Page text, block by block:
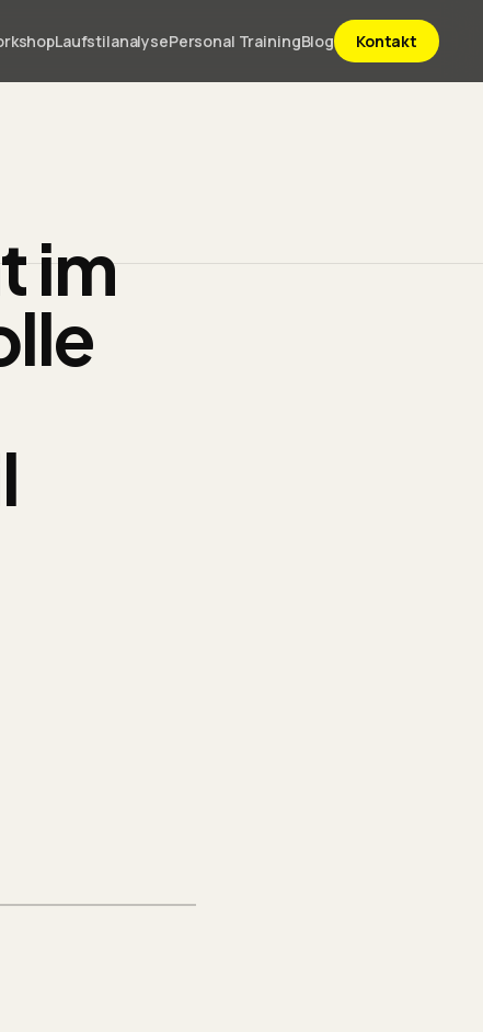
LaufstilanalysePersonal TrainingBlog Kontakt
im